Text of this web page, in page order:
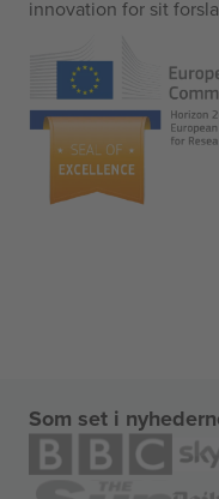
innovation for sit
Som set i